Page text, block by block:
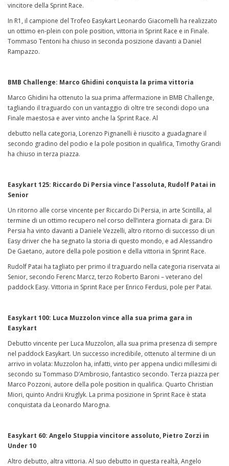
vincitore della Sprint Race.
In R1, il campione del Trofeo Easykart Leonardo Giacomelli ha realizzato
un ottimo en-plein con pole position, vittoria in Sprint Race e in Finale.
Tommaso Tentoni ha chiuso in seconda posizione davanti a Daniel
Rampazzo.
BMB Challenge: Marco Ghidini conquista la prima vittoria
Marco Ghidini ha ottenuto la sua prima affermazione in BMB Challenge,
tagliando il traguardo con un vantaggio di oltre tre secondi dopo una
Finale maestosa e aver vinto anche la Sprint Race. Al
debutto nella categoria, Lorenzo Pignanelli è riuscito a guadagnare il
secondo gradino del podio e la pole position in qualifica, Timothy Grandi
ha chiuso in terza piazza.
Easykart 125: Riccardo Di Persia vince l’assoluta, Rudolf Patai in
Senior
Un ritorno alle corse vincente per Riccardo Di Persia, in arte Scintilla, al
termine di un ottimo recupero nel corso dell’intera giornata di gara. Di
Persia ha vinto davanti a Daniele Vezzelli, altro ritorno di successo di un
Easy driver che ha segnato la storia di questo mondo, e ad Alessandro
De Gaetano, autore della pole position e della vittoria in Sprint Race.
Rudolf Patai ha tagliato per primo il traguardo nella categoria riservata ai
Senior, secondo Ferenc Marcz, terzo Roberto Baroni – veterano del
paddock Easy. Vittoria in Sprint Race per Enrico Ferdusi, pole per Patai.
Easykart 100: Luca Muzzolon vince alla sua prima gara in
Easykart
Debutto vincente per Luca Muzzolon, alla sua prima presenza di sempre
nel paddock Easykart. Un successo incredibile, ottenuto al termine di un
arrivo in volata: Muzzolon ha, infatti, vinto per appena undici millesimi di
secondo su Tommaso D’Ambrosio, fantastico secondo. Terza piazza per
Marco Pozzoni, autore della pole position in qualifica. Quarto Christian
Miori, quinto Andrii Kruglyk. La prima posizione in Sprint Race è stata
conquistata da Leonardo Marogna.
Easykart 60: Angelo Stuppia vincitore assoluto, Pietro Zorzi in
Under 10
Altro debutto, altra vittoria. Al suo debutto in questa realtà, Angelo